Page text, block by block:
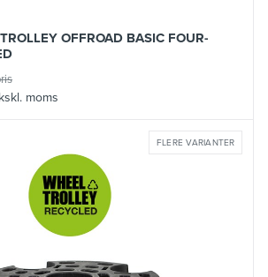
OFFROAD BASIC FOUR-
moms
FLERE VARIANTER